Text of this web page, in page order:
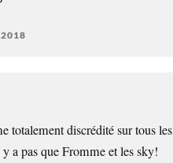
totalement discrédité sur tous les
a pas que Fromme et les sky!